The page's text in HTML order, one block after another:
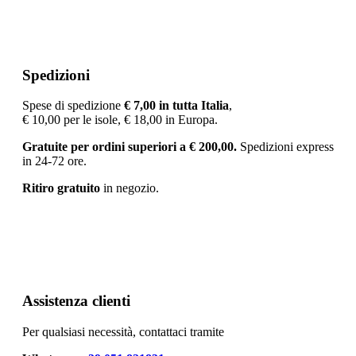
Spedizioni
Spese di spedizione € 7,00 in tutta Italia,
€ 10,00 per le isole, € 18,00 in Europa.
Gratuite per ordini superiori a € 200,00. Spedizioni express
in 24-72 ore.
Ritiro gratuito in negozio.
Assistenza clienti
Per qualsiasi necessità, contattaci tramite